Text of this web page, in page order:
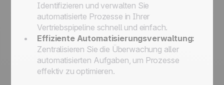
Identifizieren und verwalten Sie
automatisierte Prozesse in Ihrer
Vertriebspipeline schnell und einfach.
Effiziente Automatisierungsverwaltung:
Zentralisieren Sie die Überwachung aller
automatisierten Aufgaben, um Prozesse
effektiv zu optimieren.